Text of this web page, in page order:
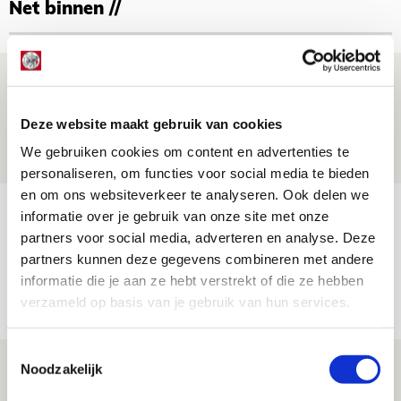
Deze website maakt gebruik van cookies
We gebruiken cookies om content en advertenties te
personaliseren, om functies voor social media te bieden
en om ons websiteverkeer te analyseren. Ook delen we
informatie over je gebruik van onze site met onze
partners voor social media, adverteren en analyse. Deze
partners kunnen deze gegevens combineren met andere
informatie die je aan ze hebt verstrekt of die ze hebben
verzameld op basis van je gebruik van hun services.
Noodzakelijk
Net binnen //
Brandt: ‘Ajax en Cruijff bleven door
NIEUWS
Míchel geeft blessure-update en
spreekt over Godts, Baas en
aanwinsten
07 AUGUSTUS 2026 - 14:13
Volop enthousiasme in fotoverslag van